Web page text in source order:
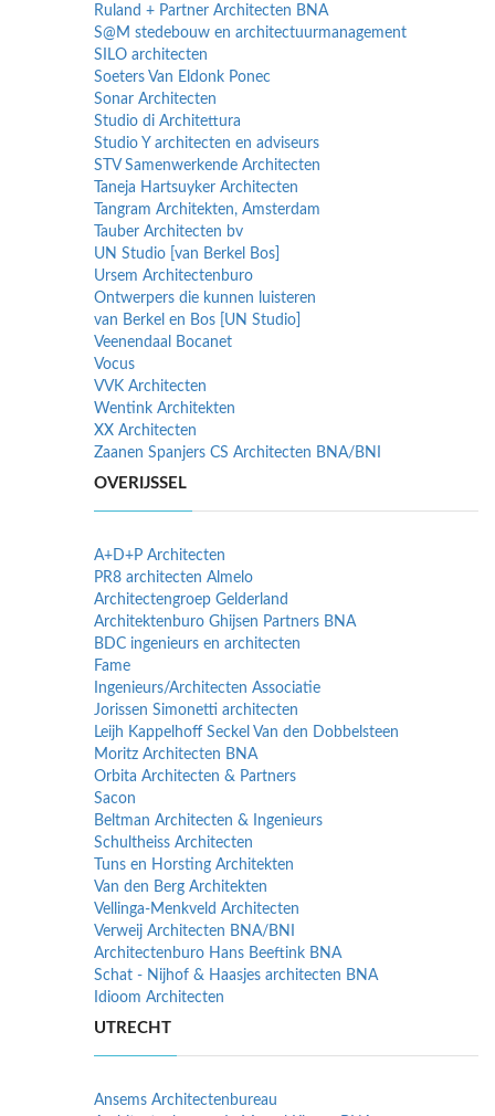
Ruland + Partner Architecten BNA
S@M stedebouw en architectuurmanagement
SILO architecten
Soeters Van Eldonk Ponec
Sonar Architecten
Studio di Architettura
Studio Y architecten en adviseurs
STV Samenwerkende Architecten
Taneja Hartsuyker Architecten
Tangram Architekten, Amsterdam
Tauber Architecten bv
UN Studio [van Berkel Bos]
Ursem Architectenburo
Ontwerpers die kunnen luisteren
van Berkel en Bos [UN Studio]
Veenendaal Bocanet
Vocus
VVK Architecten
Wentink Architekten
XX Architecten
Zaanen Spanjers CS Architecten BNA/BNI
OVERIJSSEL
A+D+P Architecten
PR8 architecten Almelo
Architectengroep Gelderland
Architektenburo Ghijsen Partners BNA
BDC ingenieurs en architecten
Fame
Ingenieurs/Architecten Associatie
Jorissen Simonetti architecten
Leijh Kappelhoff Seckel Van den Dobbelsteen
Moritz Architecten BNA
Orbita Architecten & Partners
Sacon
Beltman Architecten & Ingenieurs
Schultheiss Architecten
Tuns en Horsting Architekten
Van den Berg Architekten
Vellinga-Menkveld Architecten
Verweij Architecten BNA/BNI
Architectenburo Hans Beeftink BNA
Schat - Nijhof & Haasjes architecten BNA
Idioom Architecten
UTRECHT
Ansems Architectenbureau